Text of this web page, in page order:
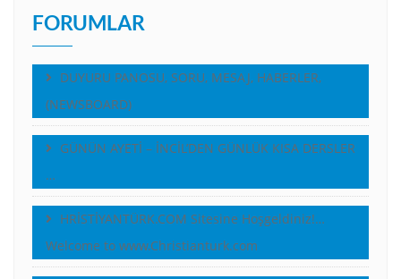
FORUMLAR
DUYURU PANOSU, SORU, MESAJ, HABERLER,
(NEWSBOARD)
GÜNÜN AYETİ – İNCİL’DEN GÜNLÜK KISA DERSLER
…
HRİSTİYANTÜRK.COM Sitesine Hoşgeldiniz!…
Welcome to www.Christianturk.com